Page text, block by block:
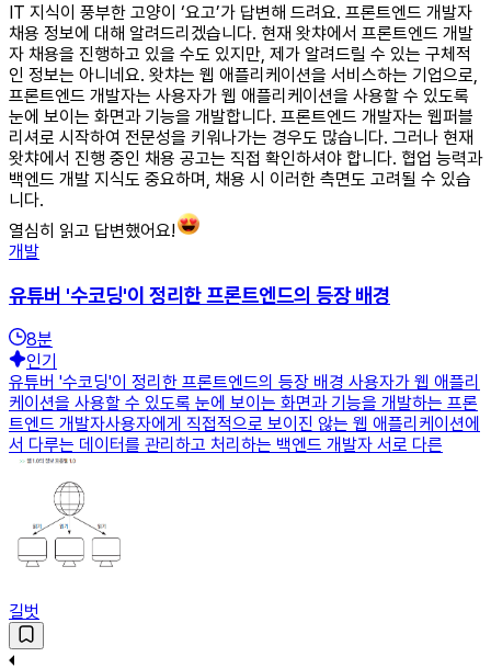
IT 지식이 풍부한 고양이 ‘요고’가 답변해 드려요. 프론트엔드 개발자
채용 정보에 대해 알려드리겠습니다. 현재 왓챠에서 프론트엔드 개발
자 채용을 진행하고 있을 수도 있지만, 제가 알려드릴 수 있는 구체적
인 정보는 아니네요. 왓챠는 웹 애플리케이션을 서비스하는 기업으로,
프론트엔드 개발자는 사용자가 웹 애플리케이션을 사용할 수 있도록
눈에 보이는 화면과 기능을 개발합니다. 프론트엔드 개발자는 웹퍼블
리셔로 시작하여 전문성을 키워나가는 경우도 많습니다. 그러나 현재
왓챠에서 진행 중인 채용 공고는 직접 확인하셔야 합니다. 협업 능력과
백엔드 개발 지식도 중요하며, 채용 시 이러한 측면도 고려될 수 있습
니다.
열심히 읽고 답변했어요!
개발
유튜버 '수코딩'이 정리한 프론트엔드의 등장 배경
8분
인기
유튜버 '수코딩'이 정리한 프론트엔드의 등장 배경 사용자가 웹 애플리
케이션을 사용할 수 있도록 눈에 보이는 화면과 기능을 개발하는 프론
트엔드 개발자사용자에게 직접적으로 보이진 않는 웹 애플리케이션에
서 다루는 데이터를 관리하고 처리하는 백엔드 개발자 서로 다른
길벗